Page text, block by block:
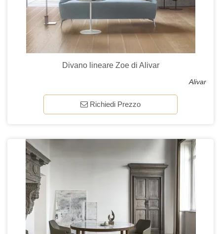
Divano lineare Zoe di Alivar
Alivar
Richiedi Prezzo